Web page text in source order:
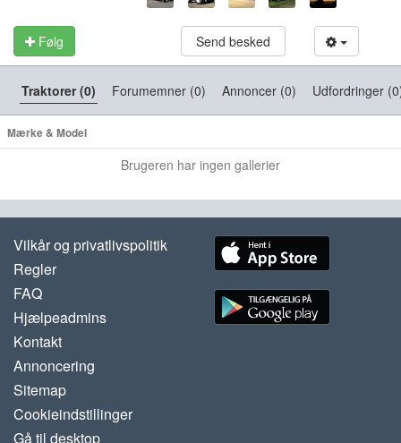
Følg Send besked
Traktorer (0) Forumemner (0) Annoncer (0) Udfordringer
Mærke & Model
Brugeren har ingen gallerier
Vilkår og privatlivspolitik
Regler
FAQ
Hjælpeadmins
Kontakt
Annoncering
Sitemap
Cookieindstillinger
Gå til desktop